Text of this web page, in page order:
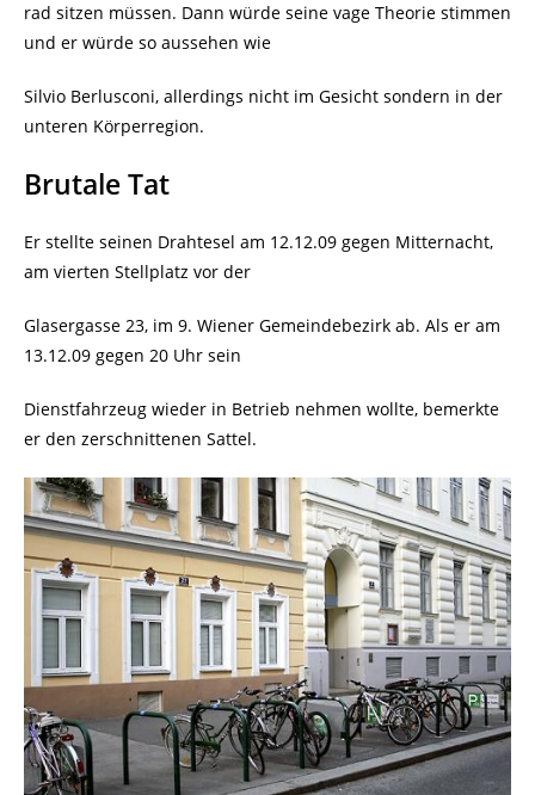
rad sitzen müssen. Dann würde seine vage Theorie stimmen
und er würde so aussehen wie
Silvio Berlusconi, allerdings nicht im Gesicht sondern in der
unteren Körperregion.
Brutale Tat
Er stellte seinen Drahtesel am 12.12.09 gegen Mitternacht,
am vierten Stellplatz vor der
Glasergasse 23, im 9. Wiener Gemeindebezirk ab. Als er am
13.12.09 gegen 20 Uhr sein
Dienstfahrzeug wieder in Betrieb nehmen wollte, bemerkte
er den zerschnittenen Sattel.